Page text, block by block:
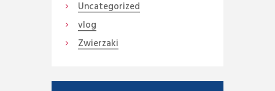
Uncategorized
vlog
Zwierzaki